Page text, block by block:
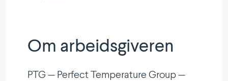
Om arbeids­gi­veren
PTG — Perfect Tempe­rature Group —